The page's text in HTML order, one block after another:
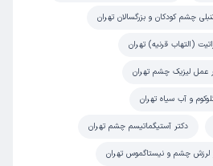
چشم کودکان و بزرگسالان تهران
(التهاب قرنیه) تهران
عمل لیزیک چشم تهران
و آب سیاه تهران
دکتر آستیگماتیسم چشم تهران
لرزش چشم و نیستاگموس تهران